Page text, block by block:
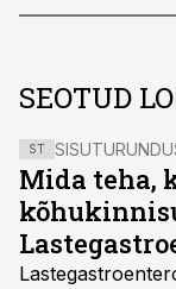
SEOTUD
ST
Mida teha,